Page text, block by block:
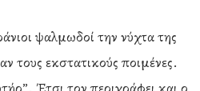
ψαλμωδοί την νύχτα της
τους εκστατικούς ποιμένες.